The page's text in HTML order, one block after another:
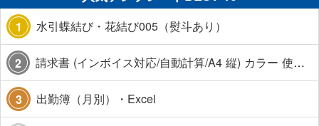
1 水引蝶結び・花結び005（熨斗あり）
2 請求書 (インボイス対応/自動計算/A4 縦) カラー 使い方解説あり
3 出勤簿（月別）・Excel